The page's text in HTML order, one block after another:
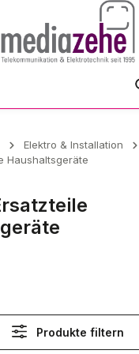
Elektro & Installation
Haushaltsgeräte
Produkte filtern